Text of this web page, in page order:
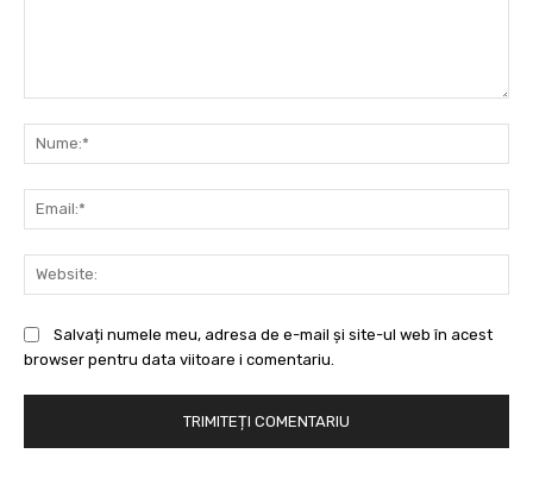
Salvați numele meu, adresa de e-mail și site-ul web în acest
browser pentru data viitoare i comentariu.